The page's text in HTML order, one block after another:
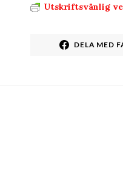
Utskriftsvänlig
DELA MED